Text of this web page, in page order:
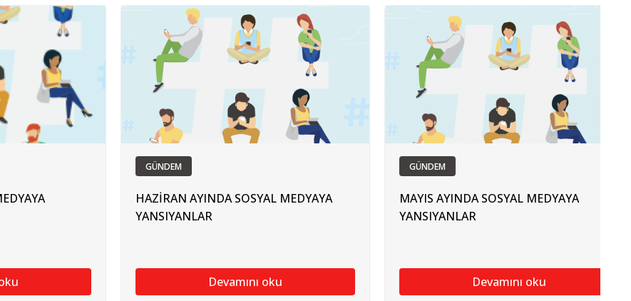
GÜNDEM
HAZİRAN AYINDA SOSYAL MEDYAYA
YANSIYANLAR
Devamını oku
GÜNDEM
MAYIS AYINDA SOSYAL MEDYAYA
YANSIYANLAR
Devamını oku